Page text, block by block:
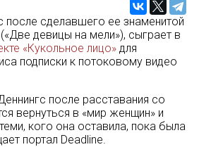
после сделавшего ее знаменитой
девицы на мели»), сыграет в
«Кукольное лицо»для
подписки к потоковому видео
после расставания со
вернуться в «мир женщин» и
кого она оставила, пока была
портал Deadline.